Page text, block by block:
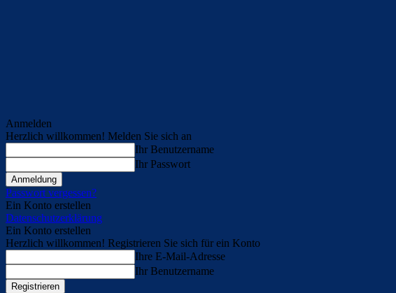
Anmelden
Herzlich willkommen! Melden Sie sich an
Ihr Benutzername
Ihr Passwort
Passwort vergessen?
Ein Konto erstellen
Datenschutzerklärung
Ein Konto erstellen
Herzlich willkommen! Registrieren Sie sich für ein Konto
Ihre E-Mail-Adresse
Ihr Benutzername